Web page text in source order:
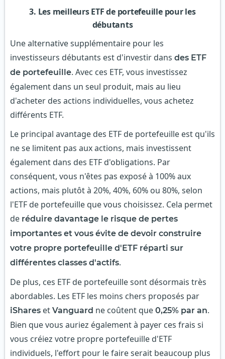
3. Les meilleurs ETF de portefeuille pour les
débutants
Une alternative supplémentaire pour les
investisseurs débutants est d'investir dans des ETF
de portefeuille. Avec ces ETF, vous investissez
également dans un seul produit, mais au lieu
d'acheter des actions individuelles, vous achetez
différents ETF.
Le principal avantage des ETF de portefeuille est qu'ils
ne se limitent pas aux actions, mais investissent
également dans des ETF d'obligations. Par
conséquent, vous n'êtes pas exposé à 100% aux
actions, mais plutôt à 20%, 40%, 60% ou 80%, selon
l'ETF de portefeuille que vous choisissez. Cela permet
de réduire davantage le risque de pertes
importantes et vous évite de devoir construire
votre propre portefeuille d'ETF réparti sur
différentes classes d'actifs.
De plus, ces ETF de portefeuille sont désormais très
abordables. Les ETF les moins chers proposés par
iShares et Vanguard ne coûtent que 0,25% par an.
Bien que vous auriez également à payer ces frais si
vous créiez votre propre portefeuille d'ETF
individuels, l'effort pour le faire serait beaucoup plus